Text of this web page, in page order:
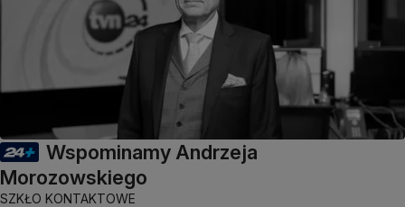
Wspominamy Andrzeja
Morozowskiego
SZKŁO KONTAKTOWE